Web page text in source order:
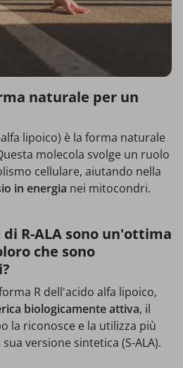
naturale per un
lipoico) è la forma naturale
molecola svolge un ruolo
cellulare, aiutando nella
in energia nei mitocondri.
R-ALA sono un'ottima
che sono
R dell'acido alfa lipoico,
biologicamente attiva, il
la riconosce e la utilizza più
versione sintetica (S-ALA).